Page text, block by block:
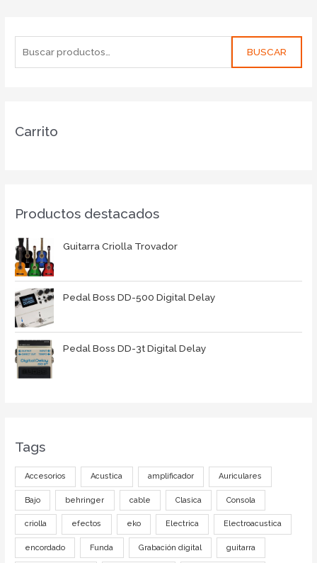
BUSCAR
Carrito
Productos destacados
Guitarra Criolla Trovador
Pedal Boss DD-500 Digital Delay
Pedal Boss DD-3t Digital Delay
Tags
Accesorios Acustica amplificador Auriculares
Bajo behringer cable Clasica Consola
criolla efectos eko Electrica Electroacustica
encordado Funda Grabación digital guitarra